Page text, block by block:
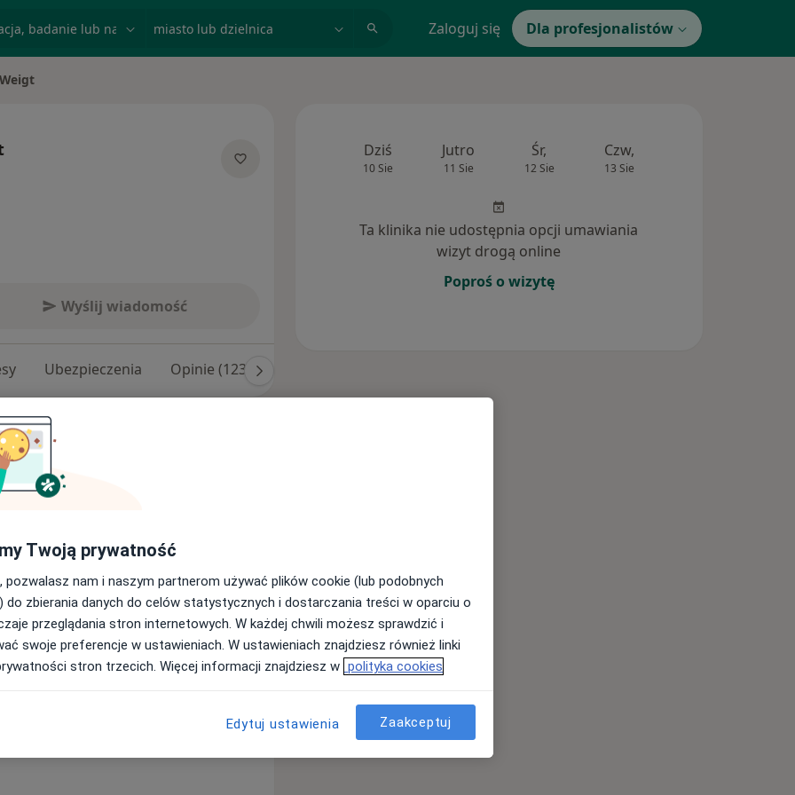
Zaloguj się Dla profesjonalistów
Wyślij wiadomość
Ubezpieczenia Opinie (123)
klinicznym.
Dziś
10 Sie
Jutro
11 Sie
Śr,
12 Sie
Czw,
13 Sie
Ta klinika nie udostępnia opcji umawiania
wizyt drogą online
Poproś o wizytę
Twoją prywatność
pozwalasz nam i naszym partnerom używać plików cookie (lub podobnych
do zbierania danych do celów statystycznych i dostarczania treści w oparciu o
przeglądania stron internetowych. W każdej chwili możesz sprawdzić i
swoje preferencje w ustawieniach. W ustawieniach znajdziesz również linki
stron trzecich. Więcej informacji znajdziesz w polityka cookies
Edytuj ustawienia Zaakceptuj